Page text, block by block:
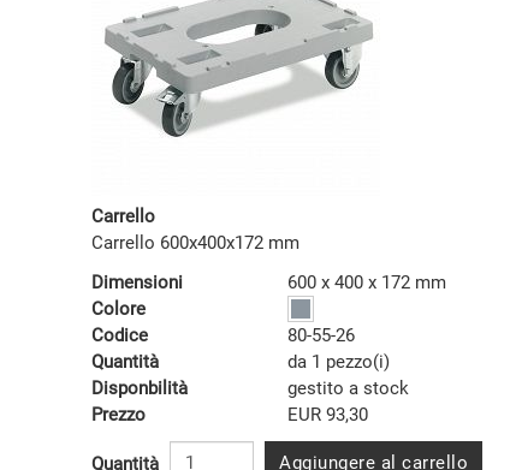
Carrello
Carrello 600x400x172 mm
Dimensioni
600 x 400 x 172 mm
Colore
Codice
80-55-26
Quantità
da 1 pezzo(i)
Disponbilità
gestito a stock
Prezzo
EUR 93,30
Quantità Aggiungere al carrello